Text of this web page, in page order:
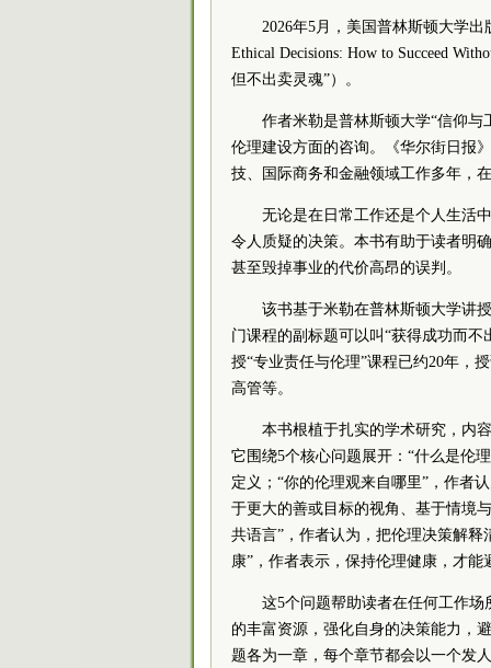
2026年5月，美国普林斯顿大学出
Ethical Decisions: How to Succeed
但不出卖灵魂”）。
作者米勒是普林斯顿大学“信仰
伦理建设方面的咨询。《华尔街日报
技、国际商务和金融领域工作多年，
无论是在日常工作还是个人生活
令人质疑的决策。本书有助于读者明
甚至毁掉事业的代价高昂的误判。
该书基于米勒在普林斯顿大学讲
门课程的副标题可以叫“获得成功而
授“专业责任与伦理”课程已约20年，
高管等。
本书根植于扎实的学术研究，内
它围绕5个核心问题展开：“什么是伦
定义；“你的伦理观来自哪里”，作
于更大的善或目标的视角、基于情境
共语言”，作者认为，把伦理决策解
康”，作者表示，保持伦理健康，才
这5个问题帮助读者在任何工作
的丰富资源，强化自身的决策能力，
题各为一章，每个章节都会以一个发